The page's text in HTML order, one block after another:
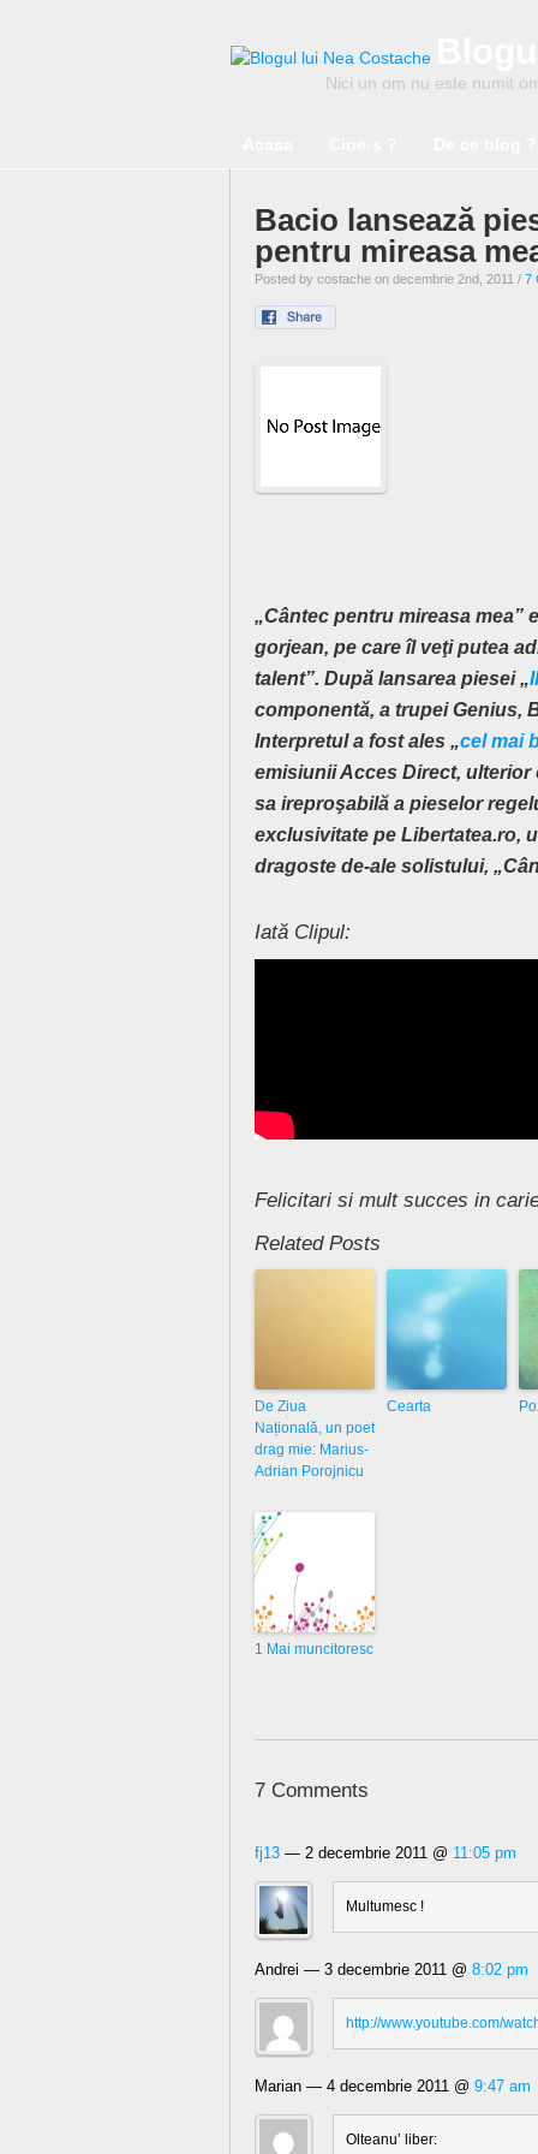
Nici un om nu este numit
Bacio lansează
pentru mireasa
Posted by costache on decembrie 2nd, 2011 / 7
„Cântec pentru mireasa mea”
gorjean, pe care îl veţi putea
talent”. După lansarea piesei „
componentă, a trupei Genius,
Interpretul a fost ales „cel mai
emisiunii Acces Direct,
sa ireproşabilă a pieselor
exclusivitate pe Libertatea.ro,
dragoste de-ale solistului,
Iată Clipul:
Felicitari si mult succes in
Related Posts
De Ziua
Națională, un poet
drag mie: Marius-
Adrian Porojnicu
Cearta
1 Mai muncitoresc
7 Comments
fj13 — 2 decembrie 2011 @ 11:05 pm
Multumesc !
Andrei — 3 decembrie 2011 @ 8:02 pm
http://www.youtube.com/
Marian — 4 decembrie 2011 @ 9:47 am
Olteanu’ liber: